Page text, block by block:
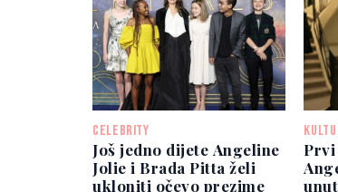
CELEBRITY
Još jedno dijete Angeline
Jolie i Brada Pitta želi
ukloniti očevo prezime